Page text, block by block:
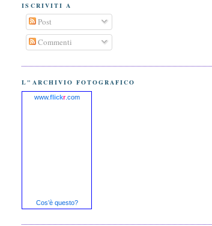
ISCRIVITI A
Post
Commenti
L"ARCHIVIO FOTOGRAFICO
www.flickr.com
Cos’è questo?